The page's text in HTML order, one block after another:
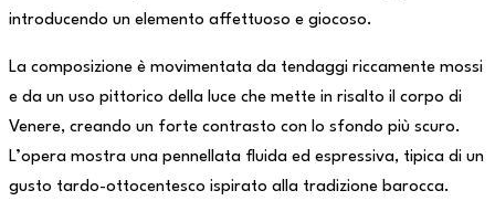
introducendo un elemento affettuoso e giocoso.
La composizione è movimentata da tendaggi riccamente mossi
e da un uso pittorico della luce che mette in risalto il corpo di
Venere, creando un forte contrasto con lo sfondo più scuro.
L’opera mostra una pennellata fluida ed espressiva, tipica di un
gusto tardo-ottocentesco ispirato alla tradizione barocca.